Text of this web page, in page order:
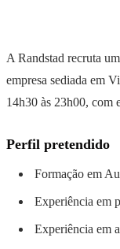
A Randstad recruta
empresa sediada em
14h30 às 23h00, com
Perfil pretendido
Formação em
Experiência em
Experiência em